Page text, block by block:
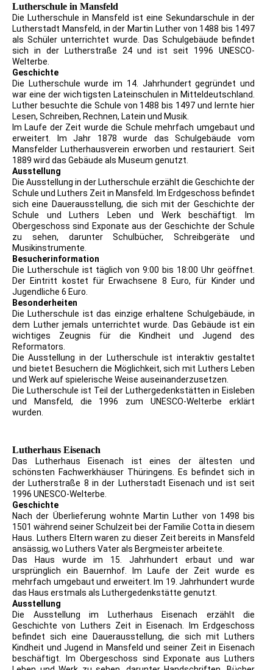
Lutherschule in Mansfeld
Die Lutherschule in Mansfeld ist eine Sekundarschule in der
Lutherstadt Mansfeld, in der Martin Luther von 1488 bis 1497
als Schüler unterrichtet wurde. Das Schulgebäude befindet
sich in der Lutherstraße 24 und ist seit 1996 UNESCO-
Welterbe.
Geschichte
Die Lutherschule wurde im 14. Jahrhundert gegründet und
war eine der wichtigsten Lateinschulen in Mitteldeutschland.
Luther besuchte die Schule von 1488 bis 1497 und lernte hier
Lesen, Schreiben, Rechnen, Latein und Musik.
Im Laufe der Zeit wurde die Schule mehrfach umgebaut und
erweitert. Im Jahr 1878 wurde das Schulgebäude vom
Mansfelder Lutherhausverein erworben und restauriert. Seit
1889 wird das Gebäude als Museum genutzt.
Ausstellung
Die Ausstellung in der Lutherschule erzählt die Geschichte der
Schule und Luthers Zeit in Mansfeld. Im Erdgeschoss befindet
sich eine Dauerausstellung, die sich mit der Geschichte der
Schule und Luthers Leben und Werk beschäftigt. Im
Obergeschoss sind Exponate aus der Geschichte der Schule
zu sehen, darunter Schulbücher, Schreibgeräte und
Musikinstrumente.
Besucherinformation
Die Lutherschule ist täglich von 9:00 bis 18:00 Uhr geöffnet.
Der Eintritt kostet für Erwachsene 8 Euro, für Kinder und
Jugendliche 6 Euro.
Besonderheiten
Die Lutherschule ist das einzige erhaltene Schulgebäude, in
dem Luther jemals unterrichtet wurde. Das Gebäude ist ein
wichtiges Zeugnis für die Kindheit und Jugend des
Reformators.
Die Ausstellung in der Lutherschule ist interaktiv gestaltet
und bietet Besuchern die Möglichkeit, sich mit Luthers Leben
und Werk auf spielerische Weise auseinanderzusetzen.
Die Lutherschule ist Teil der Luthergedenkstätten in Eisleben
und Mansfeld, die 1996 zum UNESCO-Welterbe erklärt
wurden.
Lutherhaus Eisenach
Das Lutherhaus Eisenach ist eines der ältesten und
schönsten Fachwerkhäuser Thüringens. Es befindet sich in
der Lutherstraße 8 in der Lutherstadt Eisenach und ist seit
1996 UNESCO-Welterbe.
Geschichte
Nach der Überlieferung wohnte Martin Luther von 1498 bis
1501 während seiner Schulzeit bei der Familie Cotta in diesem
Haus. Luthers Eltern waren zu dieser Zeit bereits in Mansfeld
ansässig, wo Luthers Vater als Bergmeister arbeitete.
Das Haus wurde im 15. Jahrhundert erbaut und war
ursprünglich ein Bauernhof. Im Laufe der Zeit wurde es
mehrfach umgebaut und erweitert. Im 19. Jahrhundert wurde
das Haus erstmals als Luthergedenkstätte genutzt.
Ausstellung
Die Ausstellung im Lutherhaus Eisenach erzählt die
Geschichte von Luthers Zeit in Eisenach. Im Erdgeschoss
befindet sich eine Dauerausstellung, die sich mit Luthers
Kindheit und Jugend in Mansfeld und seiner Zeit in Eisenach
beschäftigt. Im Obergeschoss sind Exponate aus Luthers